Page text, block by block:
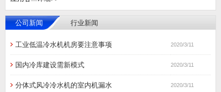
公司新闻 行业新闻
工业低温冷水机机房要注意事项 2020/3/11
国内冷库建设需新模式 2020/3/11
分体式风冷冷水机的室内机漏水 2020/3/11